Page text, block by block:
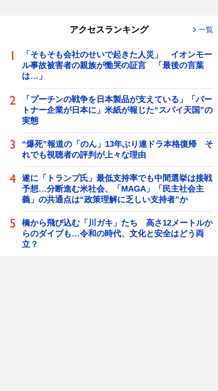
アクセスランキング 一覧
「そもそも会社のせいで起きた人災」 イオンモー
ル事故被害者の親族が慟哭の証言 「最後の言葉
は…」
「プーチンの戦争を日本製品が支えている」「パー
トナー企業が日本に」米紙が報じた“スパイ天国”の
実態
“爆死”報道の「のん」13年ぶり連ドラ本格復帰 そ
れでも視聴者の評判が上々な理由
遂に「トランプ氏」最低支持率でも中間選挙は接戦
予想…分断進む米社会、「MAGA」「民主社会主
義」の共通点は“政策理解に乏しい支持者”か
橋から飛び込む「川ガキ」たち 高さ12メートルか
らのダイブも…令和の時代、文化と安全はどう両
立？